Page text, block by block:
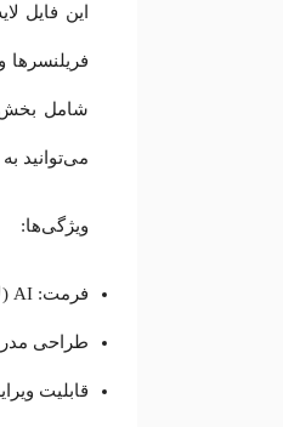
می‌توانید
ویژگی‌ها:
فرمت: AI (لایه باز)
طراحی
قابلیت